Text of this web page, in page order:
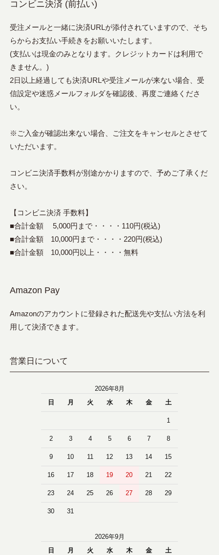
コンビニ決済 (前払い)
受注メールと一緒に決済URLが添付されていますので、そち
らからお支払い手続きをお願いいたします。
(支払いは現金のみとなります。クレジットカードは利用で
きません。)
2日以上経過しても決済URLや受注メールが来ない場合、受
信設定や迷惑メールフォルダを確認後、再度ご連絡くださ
い。
※ご入金が確認出来ない場合、ご注文をキャンセルとさせて
いただいます。
コンビニ決済手数料が別途かかりますので、予めご了承くだ
さい。
【コンビニ決済 手数料】
■合計金額 5,000円まで・・・・110円(税込)
■合計金額 10,000円まで・・・・220円(税込)
■合計金額 10,000円以上・・・・無料
Amazon Pay
Amazonのアカウントに登録された配送先や支払い方法を利
用して決済できます。
営業日について
2026年8月
日
月 火 水 木 金 土
1
2 3 4 5 6 7 8
9 10 11 12 13 14 15
16 17 18 19 20 21 22
23 24 25 26 27 28 29
30 31
2026年9月
日
月 火 水 木 金 土